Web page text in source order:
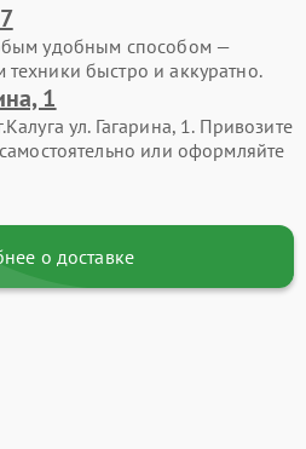
удобным способом —
быстро и аккуратно.
1
ул. Гагарина, 1. Привозите
или оформляйте
о доставке